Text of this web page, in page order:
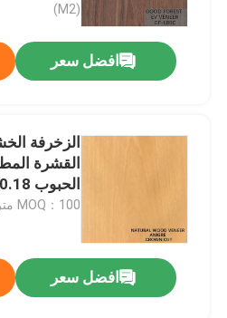
مراقبة الجودة
اتصل بنا
أخبار
(M2)
افضل سعر
الزخرفة
القشرة
الحبوب 0.18-0.55 مم سمك
MOQ：100 متر مربع (M2)
افضل سعر